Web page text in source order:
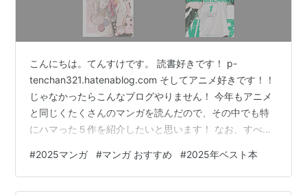
こんにちは。てんすけです。 読書好きです！ p-
tenchan321.hatenablog.com そしてアニメ好きです！！
じゃなかったらこんなブログやりません！ 今年もアニメ
と同じくたくさんのマンガを読んだので、その中でも特
にハマった５作を紹介したいと思います！ なお、すべて
い。
#2025マンガ #マンガ おすすめ #2025年ベスト本